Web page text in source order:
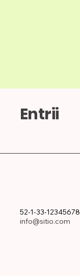
Entrii
52-1-33-12345678
info@sitio.com